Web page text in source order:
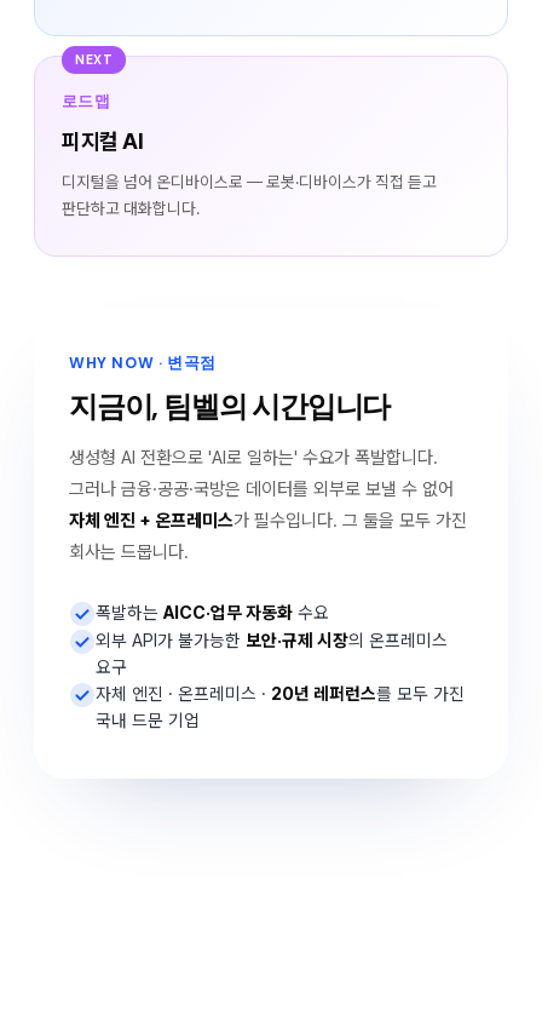
NEXT
로드맵
피지컬 AI
디지털을 넘어 온디바이스로 — 로봇·디바이스가 직접 듣고
판단하고 대화합니다.
WHY NOW · 변곡점
지금이, 팀벨의 시간입니다
생성형 AI 전환으로 'AI로 일하는' 수요가 폭발합니다.
그러나 금융·공공·국방은 데이터를 외부로 보낼 수 없어
자체 엔진 + 온프레미스가 필수입니다. 그 둘을 모두 가진
회사는 드뭅니다.
폭발하는 AICC·업무 자동화 수요
외부 API가 불가능한 보안·규제 시장의 온프레미스
요구
자체 엔진 · 온프레미스 · 20년 레퍼런스를 모두 가진
국내 드문 기업